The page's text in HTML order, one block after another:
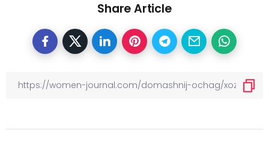
Share Article